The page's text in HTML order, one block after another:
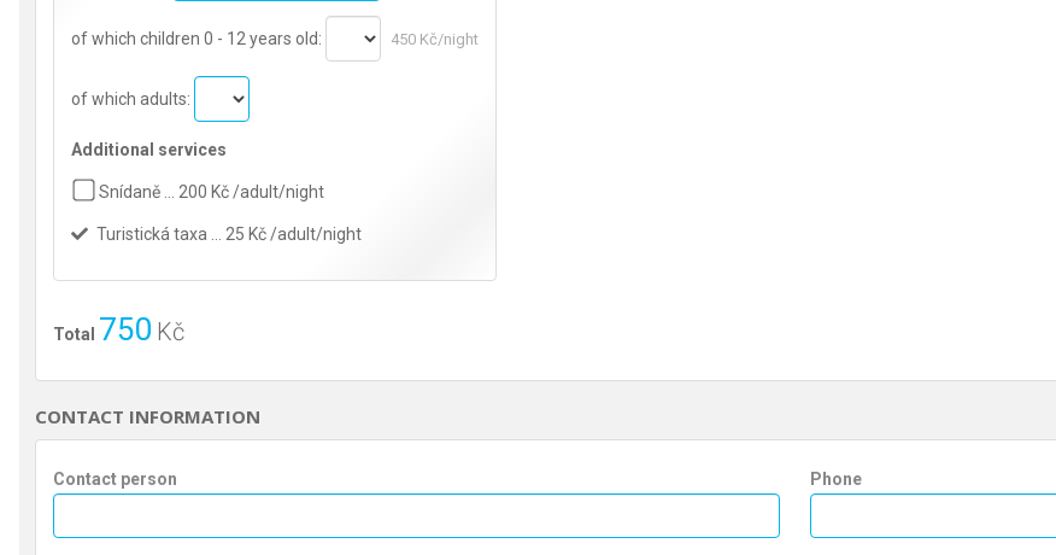
of which children 0 - 12 years old: 450 Kč/night
of which adults:
Additional services
Snídaně … 200 Kč /adult/night
Turistická taxa … 25 Kč /adult/night
Total 750 Kč
CONTACT INFORMATION
Contact person Phone